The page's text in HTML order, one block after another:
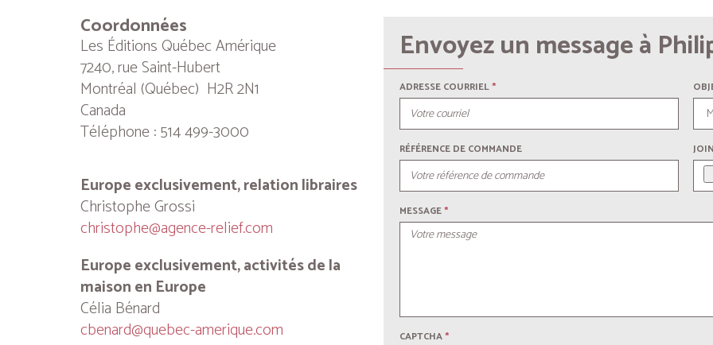
Coordonnées
Les Éditions Québec Amérique
7240, rue Saint-Hubert
Montréal (Québec) H2R 2N1
Canada
Téléphone : 514 499-3000
Europe exclusivement, relation libraires
Christophe Grossi
christophe@agence-relief.com
Europe exclusivement, activités de la
maison en Europe
Célia Bénard
cbenard@quebec-amerique.com
Envoyez un message à
ADRESSE COURRIEL*
RÉFÉRENCE DE COMMANDE
MESSAGE*
CAPTCHA*